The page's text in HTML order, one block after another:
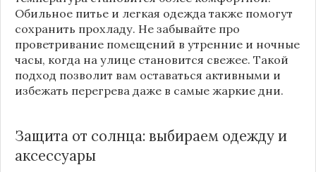
Обильное питье и легкая одежда также помогут
сохранить прохладу. Не забывайте про
проветривание помещений в утренние и ночные
часы, когда на улице становится свежее. Такой
подход позволит вам оставаться активными и
избежать перегрева даже в самые жаркие дни.
Защита от солнца: выбираем одежду и
аксессуары